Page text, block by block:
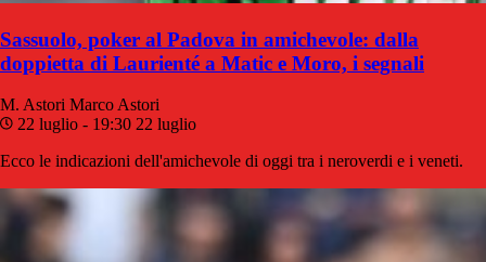
Sassuolo, poker al Padova in amichevole: dalla
doppietta di Laurienté a Matic e Moro, i segnali
M. Astori Marco Astori
22 luglio - 19:30 22 luglio
Ecco le indicazioni dell'amichevole di oggi tra i neroverdi e i veneti.